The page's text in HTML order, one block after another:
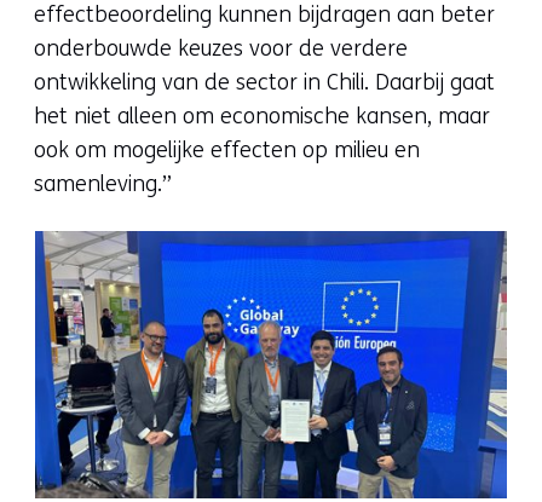
effectbeoordeling kunnen bijdragen aan beter
onderbouwde keuzes voor de verdere
ontwikkeling van de sector in Chili. Daarbij gaat
het niet alleen om economische kansen, maar
ook om mogelijke effecten op milieu en
samenleving.”